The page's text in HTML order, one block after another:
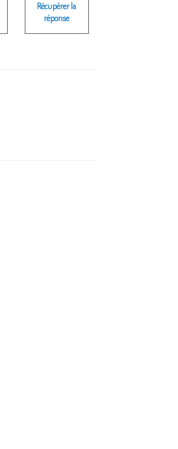
Récupérer la
réponse